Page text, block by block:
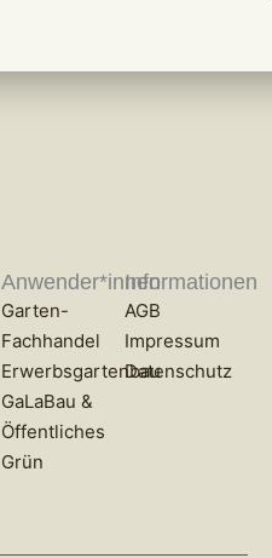
Anwender*innen
Garten-
Fachhandel
Erwerbsgartenbau
GaLaBau &
Öffentliches
Grün
Informationen
AGB
Impressum
Datenschutz